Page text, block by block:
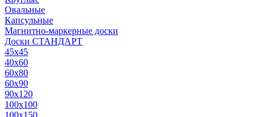
Овальные
Капсульные
Магнитно-маркерные доски
Доски СТАНДАРТ
45x45
40x60
60x80
60x90
90x120
100x100
100x150